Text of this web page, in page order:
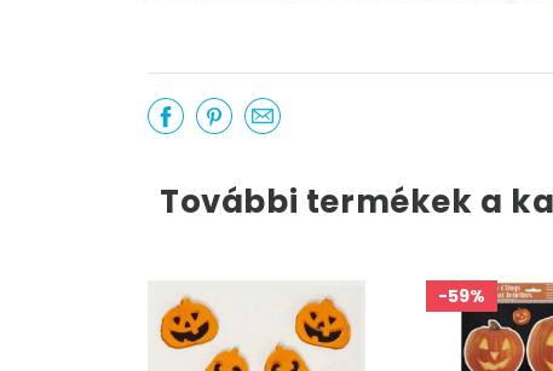
További termékek a
-59%